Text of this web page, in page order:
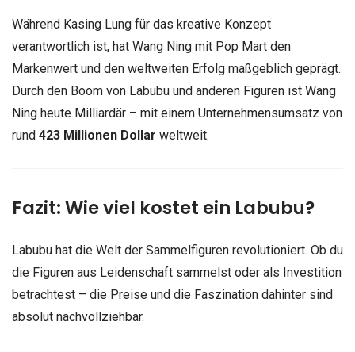
Während Kasing Lung für das kreative Konzept
verantwortlich ist, hat Wang Ning mit Pop Mart den
Markenwert und den weltweiten Erfolg maßgeblich geprägt.
Durch den Boom von Labubu und anderen Figuren ist Wang
Ning heute Milliardär – mit einem Unternehmensumsatz von
rund 423 Millionen Dollar weltweit.
Fazit: Wie viel kostet ein Labubu?
Labubu hat die Welt der Sammelfiguren revolutioniert. Ob du
die Figuren aus Leidenschaft sammelst oder als Investition
betrachtest – die Preise und die Faszination dahinter sind
absolut nachvollziehbar.